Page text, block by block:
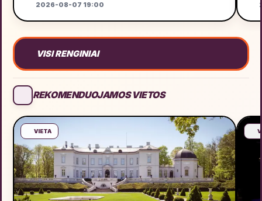
2026-08-07 19:00
VISI RENGINIAI
REKOMENDUOJAMOS VIETOS
VIETA